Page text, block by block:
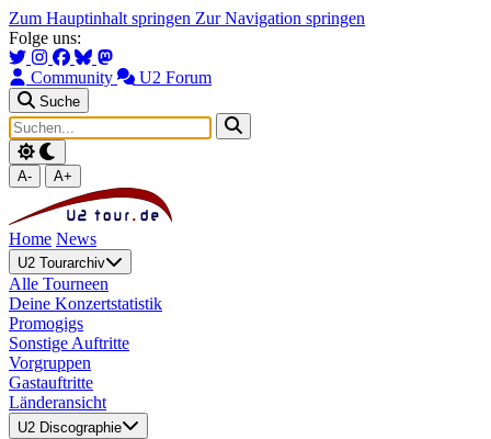
Zum Hauptinhalt springen Zur Navigation springen
Folge uns:
Community U2 Forum
Suche
A- A+
Home News
U2 Tourarchiv
Alle Tourneen
Deine Konzertstatistik
Promogigs
Sonstige Auftritte
Vorgruppen
Gastauftritte
Länderansicht
U2 Discographie